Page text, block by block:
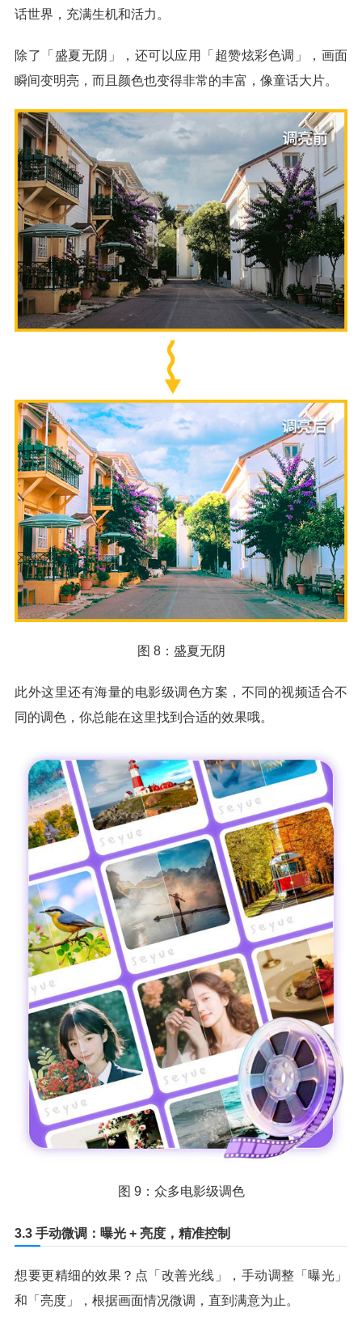
话世界，充满生机和活力。
除了「盛夏无阴」，还可以应用「超赞炫彩色调」，画面
瞬间变明亮，而且颜色也变得非常的丰富，像童话大片。
图 8：盛夏无阴
此外这里还有海量的电影级调色方案，不同的视频适合不
同的调色，你总能在这里找到合适的效果哦。
图 9：众多电影级调色
3.3 手动微调：曝光 + 亮度，精准控制
想要更精细的效果？点「改善光线」，手动调整「曝光」
和「亮度」，根据画面情况微调，直到满意为止。